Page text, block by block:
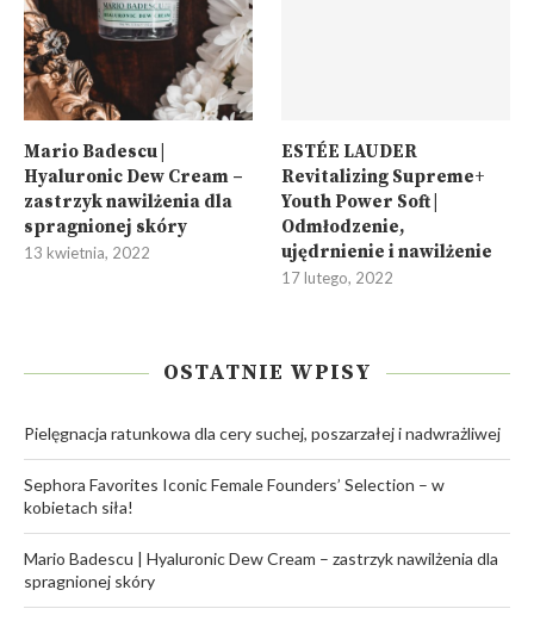
Mario Badescu |
Hyaluronic Dew Cream –
zastrzyk nawilżenia dla
spragnionej skóry
13 kwietnia, 2022
ESTÉE LAUDER
Revitalizing Supreme+
Youth Power Soft |
Odmłodzenie,
ujędrnienie i nawilżenie
17 lutego, 2022
OSTATNIE WPISY
Pielęgnacja ratunkowa dla cery suchej, poszarzałej i nadwrażliwej
Sephora Favorites Iconic Female Founders’ Selection – w
kobietach siła!
Mario Badescu | Hyaluronic Dew Cream – zastrzyk nawilżenia dla
spragnionej skóry